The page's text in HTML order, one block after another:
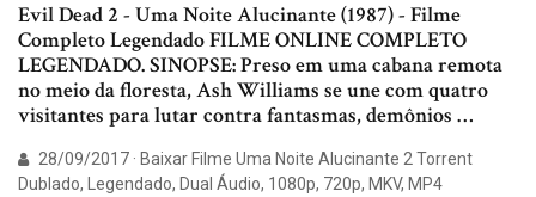
Evil Dead 2 - Uma Noite Alucinante (1987) - Filme
Completo Legendado FILME ONLINE COMPLETO
LEGENDADO. SINOPSE: Preso em uma cabana remota
no meio da floresta, Ash Williams se une com quatro
visitantes para lutar contra fantasmas, demônios …
28/09/2017 · Baixar Filme Uma Noite Alucinante 2 Torrent
Dublado, Legendado, Dual Áudio, 1080p, 720p, MKV, MP4